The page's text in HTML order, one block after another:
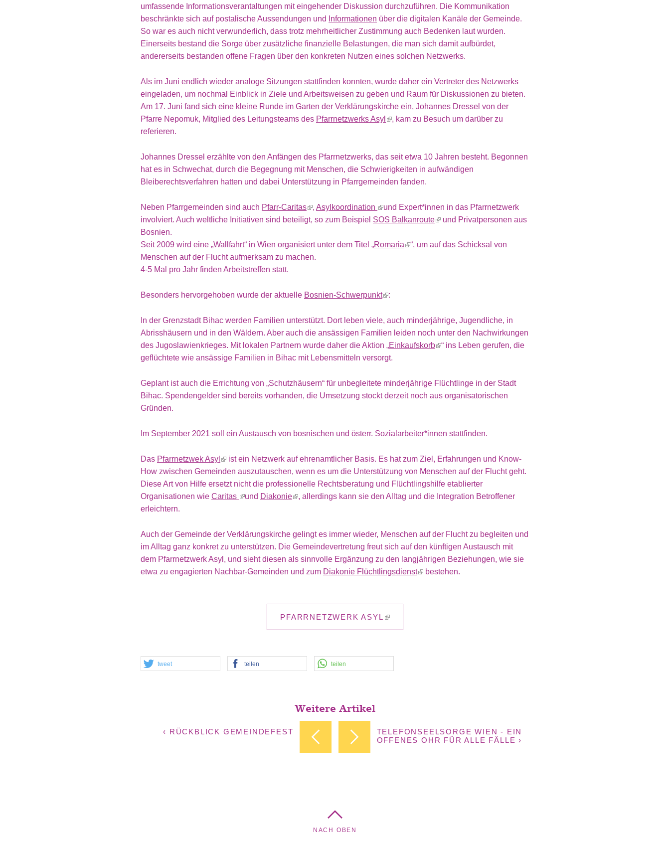
umfassende Informationsverantaltungen mit eingehender Diskussion durchzuführen. Die Kommunikation
beschränkte sich auf postalische Aussendungen und
Informationen über die digitalen Kanäle der Gemeinde.
So war es auch nicht verwunderlich, dass trotz mehrheitlicher Zustimmung auch Bedenken laut wurden.
Einerseits bestand die Sorge über zusätzliche finanzielle Belastungen, die man sich damit aufbürdet,
andererseits bestanden offene Fragen über den konkreten Nutzen eines solchen Netzwerks.
Als im Juni endlich wieder analoge Sitzungen stattfinden konnten, wurde daher ein Vertreter des Netzwerks
eingeladen, um nochmal Einblick in Ziele und Arbeitsweisen zu geben und Raum für Diskussionen zu bieten.
Am 17. Juni fand sich eine kleine Runde im Garten der Verklärungskirche ein, Johannes Dressel von der
Pfarre Nepomuk, Mitglied des Leitungsteams des Pfarrnetzwerks Asyl
, kam zu Besuch um darüber zu
referieren.
Johannes Dressel erzählte von den Anfängen des Pfarrnetzwerks, das seit etwa 10 Jahren besteht. Begonnen
hat es in Schwechat, durch die Begegnung mit Menschen, die Schwierigkeiten in aufwändigen
Bleiberechtsverfahren hatten und dabei Unterstützung in Pfarrgemeinden fanden.
Neben Pfarrgemeinden sind auch Pfarr-Caritas , Asylkoordination
und Expert*innen in das Pfarrnetzwerk
involviert. Auch weltliche Initiativen sind beteiligt, so zum Beispiel SOS Balkanroute
und Privatpersonen aus
Bosnien.
Seit 2009 wird eine „Wallfahrt“ in Wien organisiert unter dem Titel „Romaria
“, um auf das Schicksal von
Menschen auf der Flucht aufmerksam zu machen.
4-5 Mal pro Jahr finden Arbeitstreffen statt.
Besonders hervorgehoben wurde der aktuelle Bosnien-Schwerpunkt :
In der Grenzstadt Bihac werden Familien unterstützt. Dort leben viele, auch minderjährige, Jugendliche, in
Abrisshäusern und in den Wäldern. Aber auch die ansässigen Familien leiden noch unter den Nachwirkungen
des Jugoslawienkrieges. Mit lokalen Partnern wurde daher die Aktion „Einkaufskorb
“ ins Leben gerufen, die
geflüchtete wie ansässige Familien in Bihac mit Lebensmitteln versorgt.
Geplant ist auch die Errichtung von „Schutzhäusern“ für unbegleitete minderjährige Flüchtlinge in der Stadt
Bihac. Spendengelder sind bereits vorhanden, die Umsetzung stockt derzeit noch aus organisatorischen
Gründen.
Im September 2021 soll ein Austausch von bosnischen und österr. Sozialarbeiter*innen stattfinden.
Das Pfarrnetzwek Asyl
ist ein Netzwerk auf ehrenamtlicher Basis. Es hat zum Ziel, Erfahrungen und Know-
How zwischen Gemeinden auszutauschen, wenn es um die Unterstützung von Menschen auf der Flucht geht.
Diese Art von Hilfe ersetzt nicht die professionelle Rechtsberatung und Flüchtlingshilfe etablierter
Organisationen wie Caritas und Diakonie
, allerdings kann sie den Alltag und die Integration Betroffener
erleichtern.
Auch der Gemeinde der Verklärungskirche gelingt es immer wieder, Menschen auf der Flucht zu begleiten und
im Alltag ganz konkret zu unterstützen. Die Gemeindevertretung freut sich auf den künftigen Austausch mit
dem Pfarrnetzwerk Asyl, und sieht diesen als sinnvolle Ergänzung zu den langjährigen Beziehungen, wie sie
etwa zu engagierten Nachbar-Gemeinden und zum Diakonie Flüchtlingsdienst bestehen.
PFARRNETZWERK ASYL
tweet teilen teilen
Weitere Artikel
‹ RÜCKBLICK GEMEINDEFEST
TELEFONSEELSORGE WIEN - EIN
OFFENES OHR FÜR ALLE FÄLLE ›
NACH OBEN